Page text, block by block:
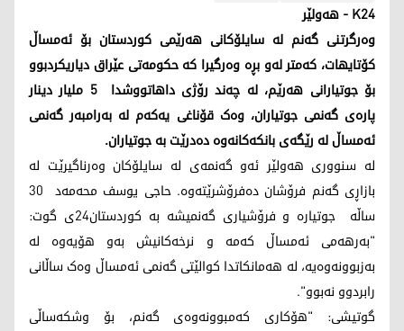
K24 - هەولێر
وەرگرتنی گەنم لە سایلۆکانی ھەرێمی کوردستان بۆ ئەمساڵ
کۆتایھات، کەمتر لەو بڕە وەرگیرا کە حکومەتی عێراق دیاریکردبوو
بۆ جوتیارانی ھەرێم، لە چەند رۆژی داھاتووشدا 5 ملیار دینار
پارەی گەنمی جوتیاران، وەک قۆناغی یەکەم لە بەرامبەر گەنمی
ئەمساڵ لە رێگەی بانکەکانەوە دەدرێت بە جوتیاران.
لە سنووری هەولێر ئەو گەنمەی لە سایلۆکان وەرناگیرێت لە
بازاڕی گەنم فرۆشان دەفرۆشرێتەوە. حاجی یوسف محەمەد 30
ساڵە جوتیارە و فرۆشیاری گەنمیشە بە کوردستان24ی گوت:
"بەرھەمی ئەمساڵ کەمە و نرخەکانیش بەو ھۆیەوە لە
بەزبوونەوەیە، لە هەمانکاتدا کوالێتی گەنمی ئەمساڵ وەک ساڵانی
رابردوو نەبوو".
گوتیشی: "هۆکاری کەمبوونەوەی گەنم، بۆ وشکەساڵی